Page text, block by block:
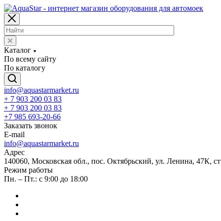
Каталог
По всему сайту
По каталогу
info@aquastarmarket.ru
+ 7 903 200 03 83
+ 7 903 200 03 83
+7 985 693-20-66
Заказать звонок
E-mail
info@aquastarmarket.ru
Адрес
140060, Московская обл., пос. Октябрьский, ул. Ленина, 47К,
Режим работы
Пн. – Пт.: с 9:00 до 18:00